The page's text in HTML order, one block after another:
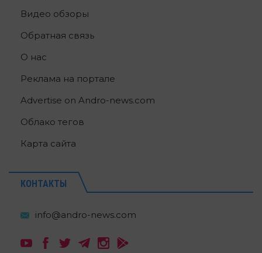
Видео обзоры
Обратная связь
О нас
Реклама на портале
Advertise on Andro-news.com
Облако тегов
Карта сайта
КОНТАКТЫ